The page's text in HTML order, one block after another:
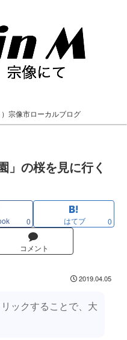
宗像市ローカルブログ
」の桜を見に行く
0 はてブ 0
コメント
2019.04.05
ックすることで、大